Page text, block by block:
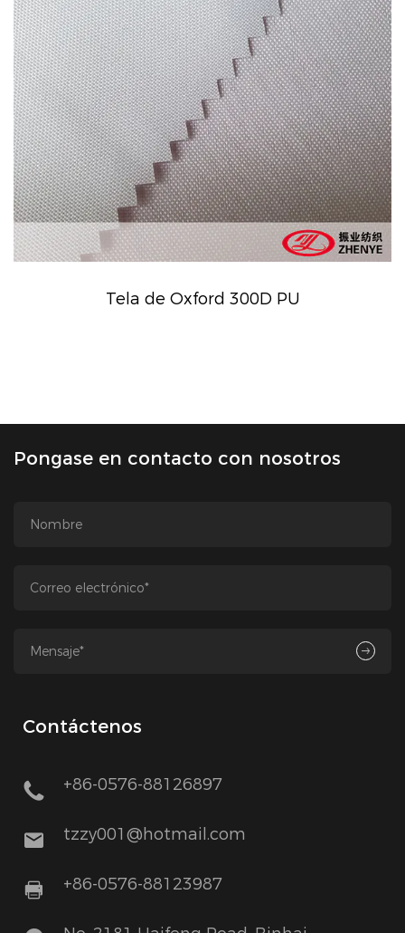
Tela de Oxford 300D PU
Pongase en contacto con nosotros
Contáctenos
+86-0576-88126897
tzzy001@hotmail.com
+86-0576-88123987